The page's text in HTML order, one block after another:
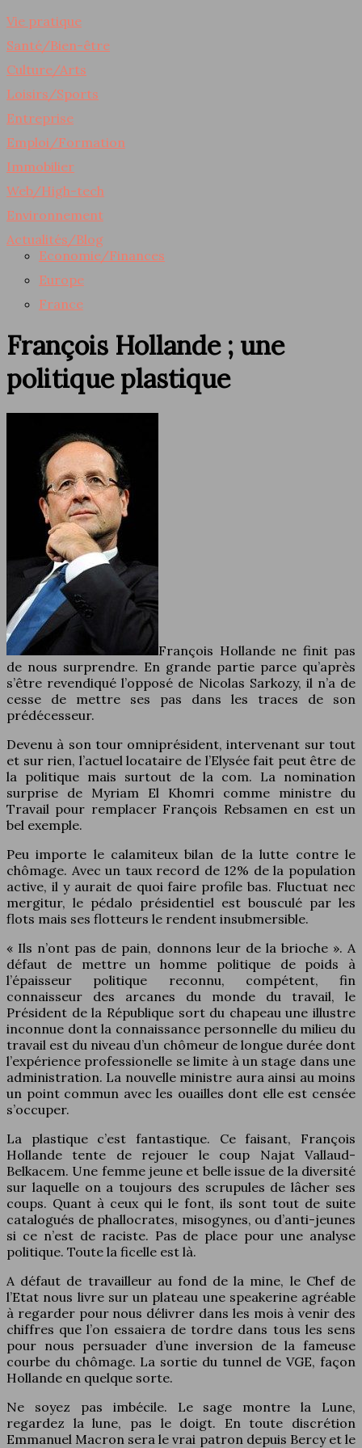
Vie pratique
Santé/Bien-être
Culture/Arts
Loisirs/Sports
Entreprise
Emploi/Formation
Immobilier
Web/High-tech
Environnement
Actualités/Blog
Economie/Finances
Europe
France
François Hollande ; une
politique plastique
François Hollande ne finit pas
de nous surprendre. En grande partie parce qu’après
s’être revendiqué l’opposé de Nicolas Sarkozy, il n’a de
cesse de mettre ses pas dans les traces de son
prédécesseur.
Devenu à son tour omniprésident, intervenant sur tout
et sur rien, l’actuel locataire de l’Elysée fait peut être de
la politique mais surtout de la com. La nomination
surprise de Myriam El Khomri comme ministre du
Travail pour remplacer François Rebsamen en est un
bel exemple.
Peu importe le calamiteux bilan de la lutte contre le
chômage. Avec un taux record de 12% de la population
active, il y aurait de quoi faire profile bas. Fluctuat nec
mergitur, le pédalo présidentiel est bousculé par les
flots mais ses flotteurs le rendent insubmersible.
« Ils n’ont pas de pain, donnons leur de la brioche ». A
défaut de mettre un homme politique de poids à
l’épaisseur politique reconnu, compétent, fin
connaisseur des arcanes du monde du travail, le
Président de la République sort du chapeau une illustre
inconnue dont la connaissance personnelle du milieu du
travail est du niveau d’un chômeur de longue durée dont
l’expérience professionelle se limite à un stage dans une
administration. La nouvelle ministre aura ainsi au moins
un point commun avec les ouailles dont elle est censée
s’occuper.
La plastique c’est fantastique. Ce faisant, François
Hollande tente de rejouer le coup Najat Vallaud-
Belkacem. Une femme jeune et belle issue de la diversité
sur laquelle on a toujours des scrupules de lâcher ses
coups. Quant à ceux qui le font, ils sont tout de suite
catalogués de phallocrates, misogynes, ou d’anti-jeunes
si ce n’est de raciste. Pas de place pour une analyse
politique. Toute la ficelle est là.
A défaut de travailleur au fond de la mine, le Chef de
l’Etat nous livre sur un plateau une speakerine agréable
à regarder pour nous délivrer dans les mois à venir des
chiffres que l’on essaiera de tordre dans tous les sens
pour nous persuader d’une inversion de la fameuse
courbe du chômage. La sortie du tunnel de VGE, façon
Hollande en quelque sorte.
Ne soyez pas imbécile. Le sage montre la Lune,
regardez la lune, pas le doigt. En toute discrétion
Emmanuel Macron sera le vrai patron depuis Bercy et le